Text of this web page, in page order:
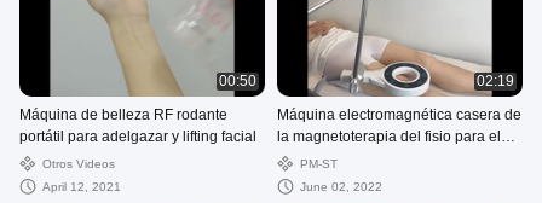
00:50
Máquina de belleza RF rodante
portátil para adelgazar y lifting facial
Otros Videos
April 12, 2021
02:19
Máquina electromagnética casera de
la magnetoterapia del fisio para el
dolor muscular
PM-ST
June 02, 2022